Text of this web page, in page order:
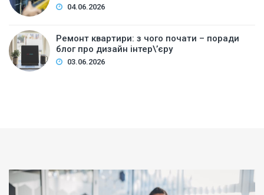
04.06.2026
Ремонт квартири: з чого почати – поради
блог про дизайн інтер\’єру
03.06.2026